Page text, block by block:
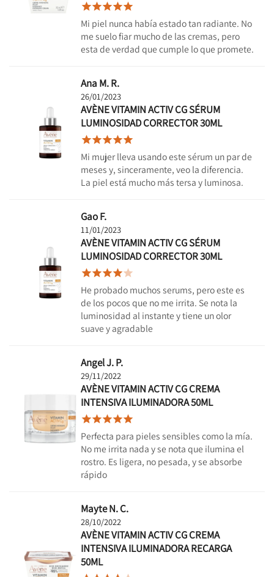

Mi piel nunca había estado tan radiante. No
me suelo fiar mucho de las cremas, pero
esta de verdad que cumple lo que promete.
Ana M. R.
26/01/2023
AVÈNE VITAMIN ACTIV CG SÉRUM
LUMINOSIDAD CORRECTOR 30ML

Mi mujer lleva usando este sérum un par de
meses y, sinceramente, veo la diferencia.
La piel está mucho más tersa y luminosa.
Gao F.
11/01/2023
AVÈNE VITAMIN ACTIV CG SÉRUM
LUMINOSIDAD CORRECTOR 30ML

He probado muchos serums, pero este es
de los pocos que no me irrita. Se nota la
luminosidad al instante y tiene un olor
suave y agradable
Angel J. P.
29/11/2022
AVÈNE VITAMIN ACTIV CG CREMA
INTENSIVA ILUMINADORA 50ML

Perfecta para pieles sensibles como la mía.
No me irrita nada y se nota que ilumina el
rostro. Es ligera, no pesada, y se absorbe
rápido
Mayte N. C.
28/10/2022
AVÈNE VITAMIN ACTIV CG CREMA
INTENSIVA ILUMINADORA RECARGA
50ML